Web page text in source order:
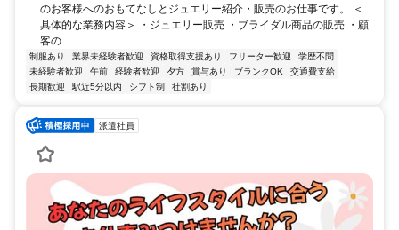
のお客様へのおもてなしとジュエリー紹介・販売のお仕事です。 ＜
具体的な業務内容＞ ・ジュエリー販売 ・ブライダル商品の販売 ・顧
客の...
制服あり 業界未経験者歓迎 資格取得支援あり フリーター歓迎
学歴不問
未経験者歓迎
午前 経験者歓迎 夕方 賞与あり ブランクOK
交通費支給
長期歓迎
駅近5分以内 シフト制 社割あり
派遣社員